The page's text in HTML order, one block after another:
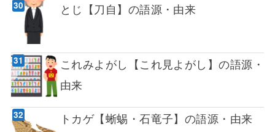
とじ【刀自】の語源・由来
これみよがし【これ見よがし】の語源・
由来
トカゲ【蜥蜴・石竜子】の語源・由来